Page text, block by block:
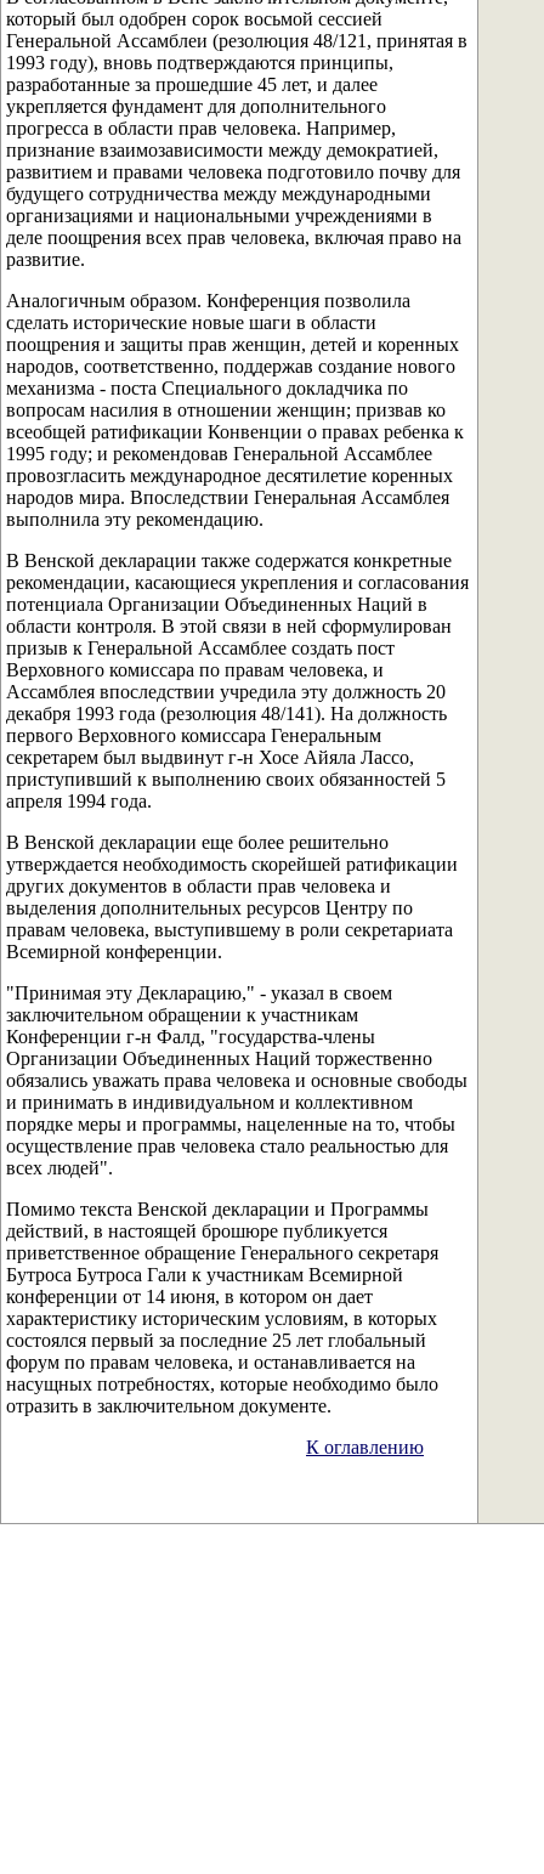
который был одобрен сорок восьмой сессией
Генеральной Ассамблеи (резолюция 48/121, принятая в
1993 году), вновь подтверждаются принципы,
разработанные за прошедшие 45 лет, и далее
укрепляется фундамент для дополнительного
прогресса в области прав человека. Например,
признание взаимозависимости между демократией,
развитием и правами человека подготовило почву для
будущего сотрудничества между международными
организациями и национальными учреждениями в
деле поощрения всех прав человека, включая право на
развитие.
Аналогичным образом. Конференция позволила
сделать исторические новые шаги в области
поощрения и защиты прав женщин, детей и коренных
народов, соответственно, поддержав создание нового
механизма - поста Специального докладчика по
вопросам насилия в отношении женщин; призвав ко
всеобщей ратификации Конвенции о правах ребенка к
1995 году; и рекомендовав Генеральной Ассамблее
провозгласить международное десятилетие коренных
народов мира. Впоследствии Генеральная Ассамблея
выполнила эту рекомендацию.
В Венской декларации также содержатся конкретные
рекомендации, касающиеся укрепления и согласования
потенциала Организации Объединенных Наций в
области контроля. В этой связи в ней сформулирован
призыв к Генеральной Ассамблее создать пост
Верховного комиссара по правам человека, и
Ассамблея впоследствии учредила эту должность 20
декабря 1993 года (резолюция 48/141). На должность
первого Верховного комиссара Генеральным
секретарем был выдвинут г-н Хосе Айяла Лассо,
приступивший к выполнению своих обязанностей 5
апреля 1994 года.
В Венской декларации еще более решительно
утверждается необходимость скорейшей ратификации
других документов в области прав человека и
выделения дополнительных ресурсов Центру по
правам человека, выступившему в роли секретариата
Всемирной конференции.
"Принимая эту Декларацию," - указал в своем
заключительном обращении к участникам
Конференции г-н Фалд, "государства-члены
Организации Объединенных Наций торжественно
обязались уважать права человека и основные свободы
и принимать в индивидуальном и коллективном
порядке меры и программы, нацеленные на то, чтобы
осуществление прав человека стало реальностью для
всех людей".
Помимо текста Венской декларации и Программы
действий, в настоящей брошюре публикуется
приветственное обращение Генерального секретаря
Бутроса Бутроса Гали к участникам Всемирной
конференции от 14 июня, в котором он дает
характеристику историческим условиям, в которых
состоялся первый за последние 25 лет глобальный
форум по правам человека, и останавливается на
насущных потребностях, которые необходимо было
отразить в заключительном документе.
К оглавлению